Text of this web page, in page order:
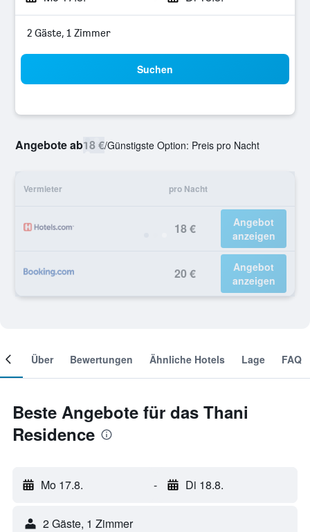
2 Gäste, 1 Zimmer
Suchen
Angebote ab18 €/Günstigste Option: Preis pro Nacht
Vermieter pro Nacht
18 €
Angebot
anzeigen
20 €
Angebot
anzeigen
Über Bewertungen Ähnliche Hotels Lage FAQ
Beste Angebote für das Thani
Residence
Mo 17.8. - Di 18.8.
2 Gäste, 1 Zimmer